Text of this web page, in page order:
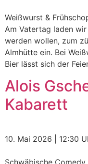
Weißwurst &
Am Vatertag laden
werden wollen, zum
Almhütte ein. Bei
Bier lässt sich der
Alois
Kabarett
10. Mai 2026 | 12:30
Schwäbische